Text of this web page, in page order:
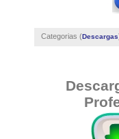
Categorias (Descargas